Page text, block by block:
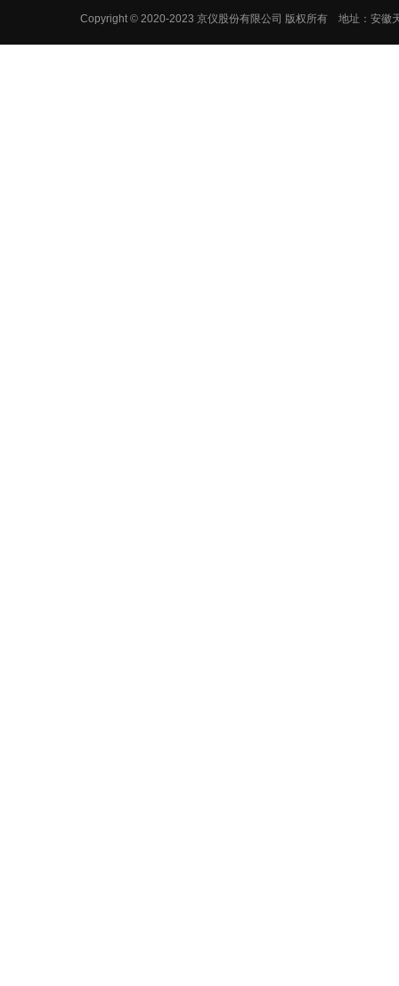
Copyright © 2020-2023 京仪股份有限公司 版权所有 地址：安